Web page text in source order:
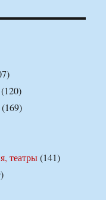
(120)
(169)
театры(141)